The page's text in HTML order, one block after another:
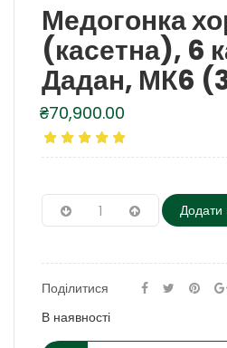
Медогонка
(касетна), 6
Дадан, МК6
₴70,900.00
Додати
Поділитися
В наявності